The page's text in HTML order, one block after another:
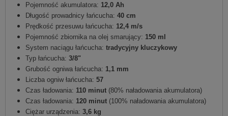
Pojemność akumulatora: 12,0 Ah
Długość prowadnicy łańcucha: 40 cm
Prędkość przesuwu łańcucha: 12,4 m/s
Pojemność zbiornika na olej smarujący: 150 ml
System naciągu łańcucha: tradycyjny kluczykowy
Typ łańcucha: 3/8"
Grubość ogniwa łańcucha: 1,1 mm
Liczba ogniw łańcucha: 57
Czas ładowania: 110 minut (80% naładowania akumulatora)
Czas ładowania: 120 minut (100% naładowania akumulatora)
Ciężar urządzenia: 3,6 kg